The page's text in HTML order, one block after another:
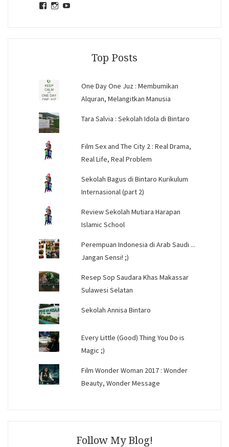
ViewView
Top Posts
One Day One Juz : Membumikan
Alquran, Melangitkan Manusia
Tara Salvia : Sekolah Idola di Bintaro
Film Sex and The City 2 : Real Drama,
Real Life, Real Problem
Sekolah Bagus di Bintaro Kurikulum
Internasional (part 2)
Review Sekolah Mutiara Harapan
Islamic School
Perempuan Indonesia di Arab Saudi ...
Jangan Sensi! ;)
Resep Sop Saudara Khas Makassar
Sulawesi Selatan
Sekolah Annisa Bintaro
Every Little (Good) Thing You Do is
Magic ;)
Film Wonder Woman 2017 : Wonder
Beauty, Wonder Message
Follow My Blog!